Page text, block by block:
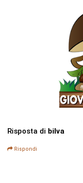
Risposta di bilva
Rispondi